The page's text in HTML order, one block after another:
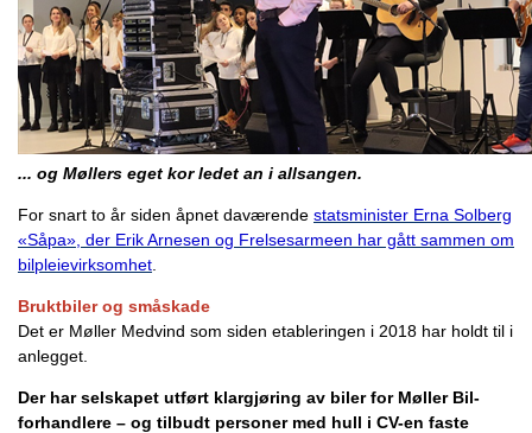
... og Møllers eget kor ledet an i allsangen.
For snart to år siden åpnet daværende statsminister Erna Solberg
«Såpa», der Erik Arnesen og Frelsesarmeen har gått sammen om
bilpleievirksomhet
Bruktbiler og småskade
Det er Møller Medvind som siden etableringen i 2018 har holdt til i
anlegget.
Der har selskapet utført klargjøring av biler for Møller Bil-
forhandlere – og tilbudt personer med hull i CV-en faste